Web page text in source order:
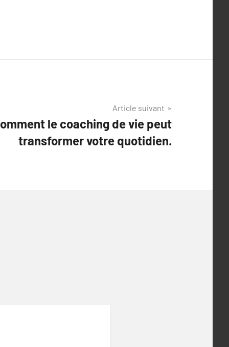
Article suivant
le coaching de vie peut
transformer votre quotidien.